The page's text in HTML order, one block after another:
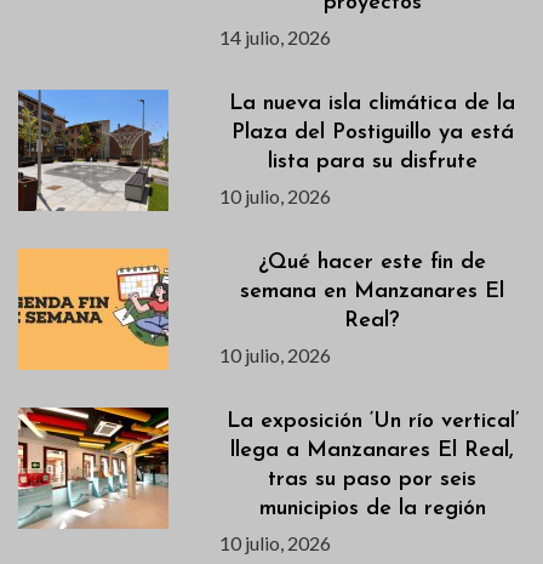
14 julio, 2026
La nueva isla climática de la
Plaza del Postiguillo ya está
lista para su disfrute
10 julio, 2026
¿Qué hacer este fin de
semana en Manzanares El
Real?
10 julio, 2026
La exposición ‘Un río vertical’
llega a Manzanares El Real,
tras su paso por seis
municipios de la región
10 julio, 2026